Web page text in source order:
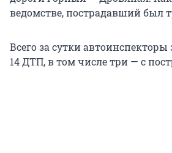
ведомстве, пострадавший был
Всего за сутки
14 ДТП, в том числе три — с